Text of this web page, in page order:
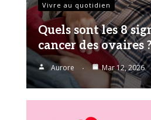
Vivre au quotidien
Quels sont les 8
cancer des ovaires ?
Aurore Mar 12, 2026